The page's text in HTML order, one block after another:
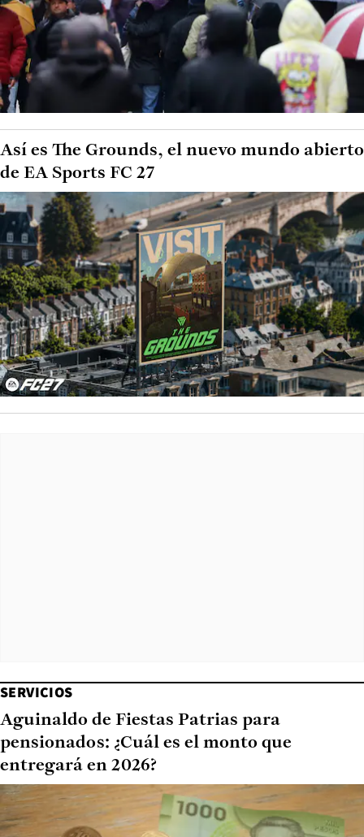
Así es The Grounds, el nuevo mundo abierto
de EA Sports FC 27
SERVICIOS
Aguinaldo de Fiestas Patrias para
pensionados: ¿Cuál es el monto que
entregará en 2026?